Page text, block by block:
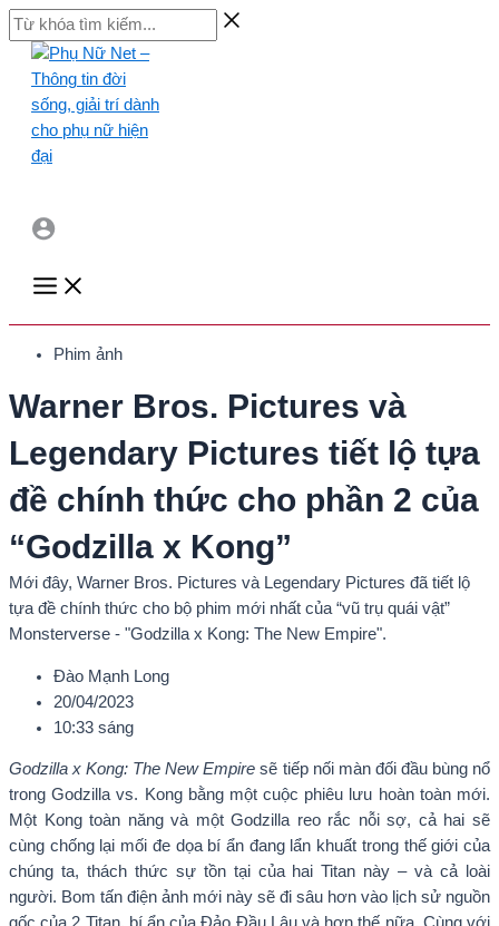
Skip
to
content
Từ
khóa
kiếm...
Main
Menu
Phim ảnh
Warner Bros. Pictures và
Legendary Pictures tiết lộ tựa
đề chính thức cho phần 2 của
“Godzilla x Kong”
Mới đây, Warner Bros. Pictures và Legendary Pictures đã tiết lộ
tựa đề chính thức cho bộ phim mới nhất của “vũ trụ quái vật”
Monsterverse - "Godzilla x Kong: The New Empire".
Đào Mạnh Long
20/04/2023
10:33 sáng
Godzilla x Kong: The New Empiresẽ tiếp nối màn đối đầu bùng nổ
trong Godzilla vs. Kong bằng một cuộc phiêu lưu hoàn toàn mới.
Một Kong toàn năng và một Godzilla reo rắc nỗi sợ, cả hai sẽ
cùng chống lại mối đe dọa bí ẩn đang lẩn khuất trong thế giới của
chúng ta, thách thức sự tồn tại của hai Titan này – và cả loài
người. Bom tấn điện ảnh mới này sẽ đi sâu hơn vào lịch sử nguồn